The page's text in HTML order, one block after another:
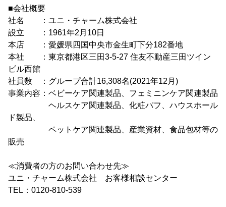
■会社概要
社名 ：ユニ・チャーム株式会社
設立 ：1961年2月10日
本店 ：愛媛県四国中央市金生町下分182番地
本社 ：東京都港区三田3-5-27 住友不動産三田ツイン
ビル西館
社員数 ：グループ合計16,308名(2021年12月)
事業内容：ベビーケア関連製品、フェミニンケア関連製品
ヘルスケア関連製品、化粧パフ、ハウスホール
ド製品、
ペットケア関連製品、産業資材、食品包材等の
販売
≪消費者の方のお問い合わせ先≫
ユニ・チャーム株式会社 お客様相談センター
TEL：0120-810-539